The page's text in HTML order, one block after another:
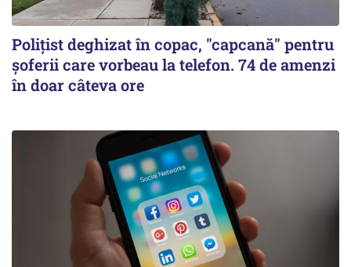
Polițist deghizat în copac, "capcană" pentru
șoferii care vorbeau la telefon. 74 de amenzi
în doar câteva ore